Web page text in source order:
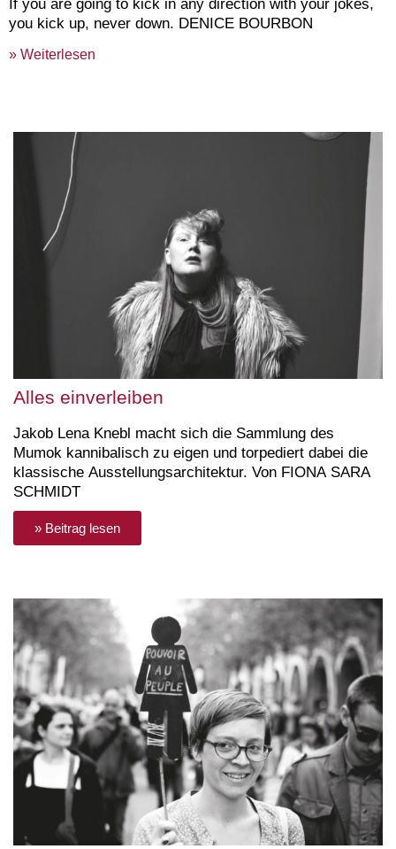
If you are going to kick in any direction with your jokes,
you kick up, never down. DENICE BOURBON
» Weiterlesen
Alles einverleiben
Jakob Lena Knebl macht sich die Sammlung des
Mumok kannibalisch zu eigen und torpediert dabei die
klassische Ausstellungsarchitektur. Von FIONA SARA
SCHMIDT
» Beitrag lesen